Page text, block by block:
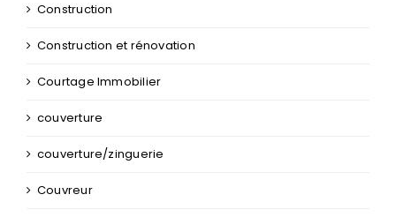
Construction
Construction et rénovation
Courtage Immobilier
couverture
couverture/zinguerie
Couvreur